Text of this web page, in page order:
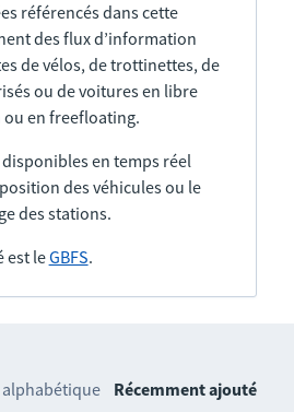
référencés dans cette
des flux d’information
de vélos, de trottinettes, de
ou de voitures en libre
en freefloating.
en temps réel
des véhicules ou le
des stations.
est leGBFS.
Récemment ajouté